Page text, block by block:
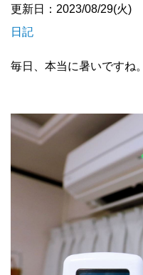
更新日：2023/08/29(火)
日記
毎日、本当に暑いですね。